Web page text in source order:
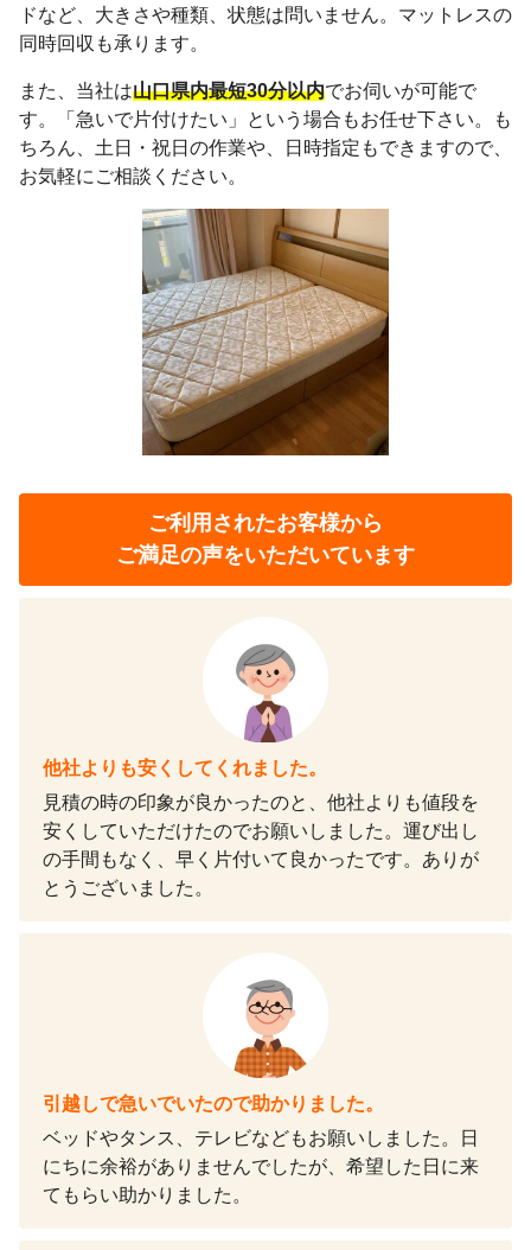
ドなど、大きさや種類、状態は問いません。マットレスの
同時回収も承ります。
また、当社は山口県内最短30分以内でお伺いが可能で
す。「急いで片付けたい」という場合もお任せ下さい。も
ちろん、土日・祝日の作業や、日時指定もできますので、
お気軽にご相談ください。
ご利用されたお客様から
ご満足の声をいただいています
他社よりも安くしてくれました。
見積の時の印象が良かったのと、他社よりも値段を
安くしていただけたのでお願いしました。運び出し
の手間もなく、早く片付いて良かったです。ありが
とうございました。
引越しで急いでいたので助かりました。
ベッドやタンス、テレビなどもお願いしました。日
にちに余裕がありませんでしたが、希望した日に来
てもらい助かりました。